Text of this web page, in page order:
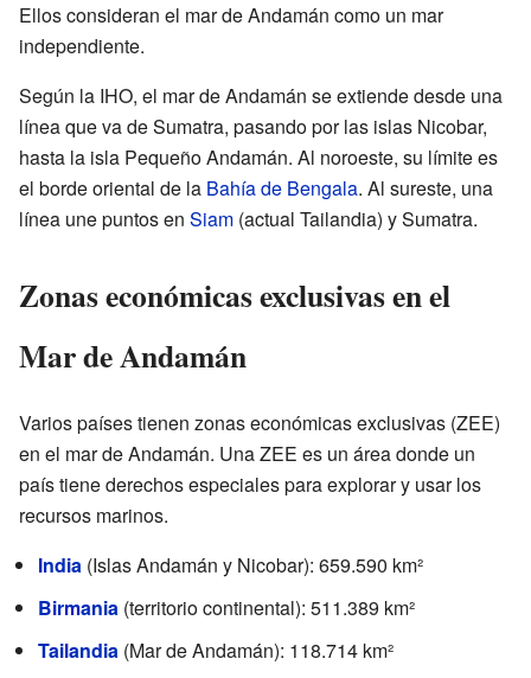
Ellos consideran el mar de Andamán como un mar
independiente.
Según la IHO, el mar de Andamán se extiende desde una
línea que va de Sumatra, pasando por las islas Nicobar,
hasta la isla Pequeño Andamán. Al noroeste, su límite es
el borde oriental de la Bahía de Bengala. Al sureste, una
línea une puntos en Siam (actual Tailandia) y Sumatra.
Zonas económicas exclusivas en el
Mar de Andamán
Varios países tienen zonas económicas exclusivas (ZEE)
en el mar de Andamán. Una ZEE es un área donde un
país tiene derechos especiales para explorar y usar los
recursos marinos.
India (Islas Andamán y Nicobar): 659.590 km²
Birmania (territorio continental): 511.389 km²
Tailandia (Mar de Andamán): 118.714 km²